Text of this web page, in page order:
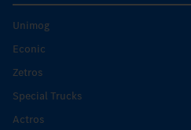
Unimog
Econic
Zetros
Special Trucks
Actros